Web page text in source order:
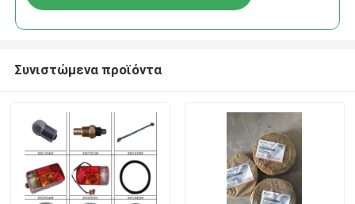
Συνιστώμενα προϊόντα